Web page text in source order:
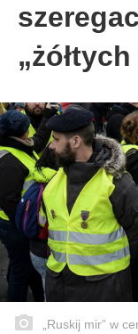
„Ruskij mir” w